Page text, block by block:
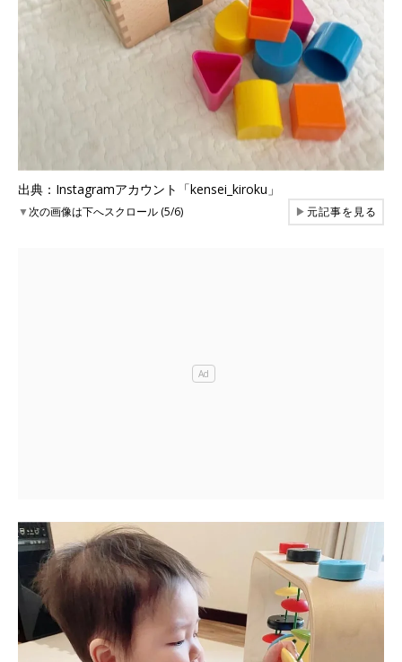
出典：Instagramアカウント「kensei_kiroku」
▼次の画像は下へスクロール (5/6) ▶元記事を見る